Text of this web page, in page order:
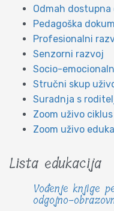
Odmah dostupna
Pedagoška
Profesionalni
Senzorni razvoj
Socio-
Stručni skup
Suradnja s
Zoom uživo
Zoom uživo
Lista edukacija
Vođenje knjige
odgojno-